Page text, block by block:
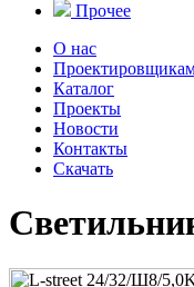
Прочее
О нас
Каталог
Проекты
Новости
Контакты
Скачать